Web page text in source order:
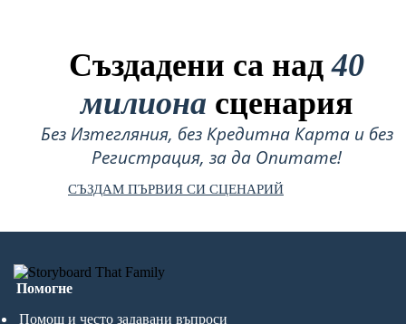
Създадени са над40
милиона сценария
Без Изтегляния, без Кредитна Карта и без
Регистрация, за да Опитате!
СЪЗДАМ ПЪРВИЯ СИ СЦЕНАРИЙ
Помогне
Помощ и често задавани въпроси